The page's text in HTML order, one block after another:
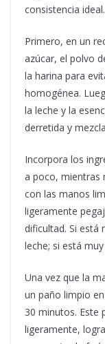
consistencia ideal.
Primero, en un
azúcar, el polvo
la harina para
homogénea.
la leche y la
derretida y
Incorpora los
a poco, mientras
con las manos
ligeramente
dificultad. Si está
leche; si está
Una vez que la
un paño limpio
30 minutos. Este
ligeramente,